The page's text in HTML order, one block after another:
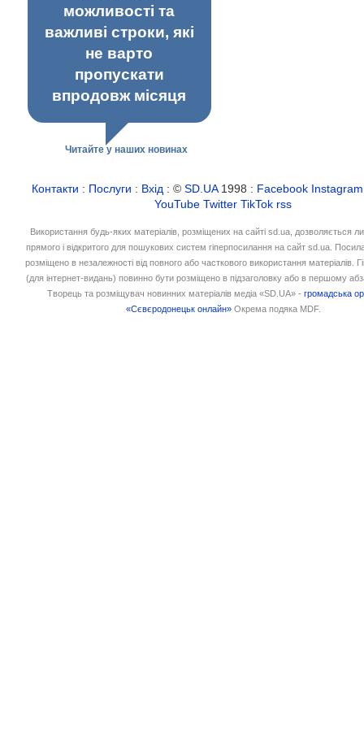
можливості та
важливі строки, які
не варто
пропускати
впродовж місяця
Читайте у наших новинах
Контакти : Послуги : Вхід : ©SD.UA1998 : Facebook Instagram
YouTube Twitter TikTok rss
Використання будь-яких матеріалів, розміщених на сайті sd.ua, дозволяється
прямого і відкритого для пошукових систем гіперпосилання на сайт sd.ua.
розміщено в незалежності від повного або часткового використання матеріалів.
(для інтернет-видань) повинно бути розміщено в підзаголовку або в першому
Творець та розміщувач новинних матеріалів медіа «SD.UA» -громадська
«Сєвєродонецьк онлайн» Окрема подяка MDF.